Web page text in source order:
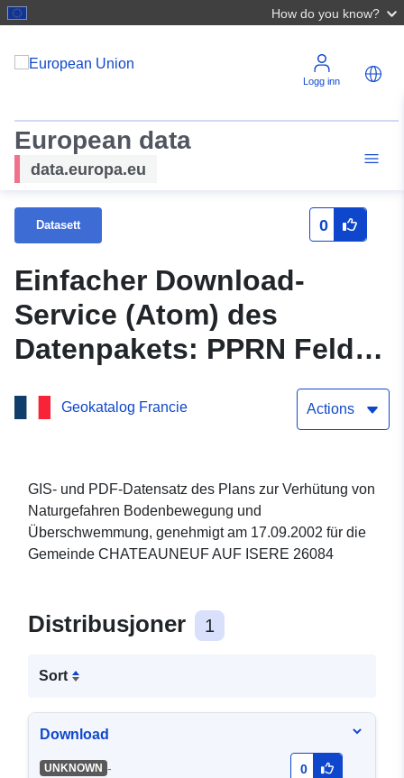
How do you know?
Logg inn
European data
data.europa.eu
Datasett 0
Einfacher Download-
Service (Atom) des
Datenpakets: PPRN Feld-
Gemeinsames AUF ISERE
17/09/2002
Geokatalog Francie Actions
GIS- und PDF-Datensatz des Plans zur Verhütung von
Naturgefahren Bodenbewegung und
Überschwemmung, genehmigt am 17.09.2002 für die
Gemeinde CHATEAUNEUF AUF ISERE 26084
Distribusjoner 1
Sort
Download
UNKNOWN - 0